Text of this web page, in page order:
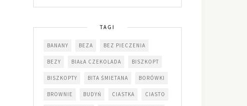
TAGI
BANANY BEZA BEZ PIECZENIA
BEZY BIAŁA CZEKOLADA BISZKOPT
BISZKOPTY BITA ŚMIETANA BORÓWKI
BROWNIE BUDYŃ CIASTKA CIASTO